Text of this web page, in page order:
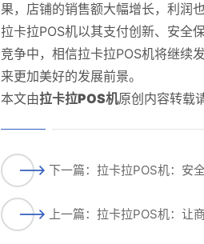
果，店铺的销售额大幅增长，利润
拉卡拉POS机以其支付创新、安全
竞争中，相信拉卡拉POS机将继续
来更加美好的发展前景。
本文由拉卡拉POS机原创内容转载
下一篇：拉卡拉POS机：安
上一篇：拉卡拉POS机：让